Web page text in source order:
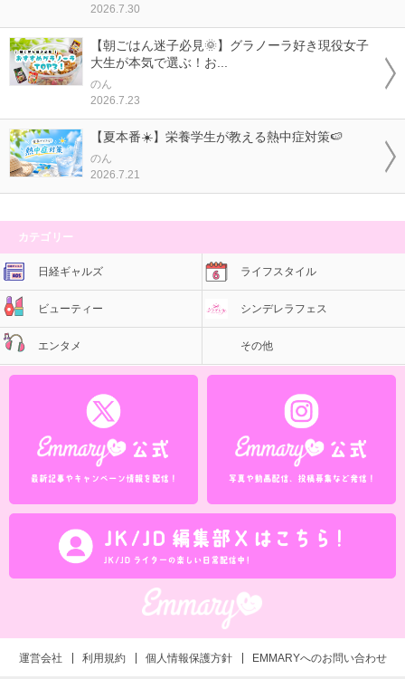
2026.7.30
【朝ごはん迷子必見🌞】グラノーラ好き現役女子
大生が本気で選ぶ！お...
のん
2026.7.23
【夏本番☀️】栄養学生が教える熱中症対策🍉
のん
2026.7.21
カテゴリー
日経ギャルズ ライフスタイル
ビューティー シンデレラフェス
エンタメ その他
運営会社 利用規約 個人情報保護方針 EMMARYへのお問い合わせ